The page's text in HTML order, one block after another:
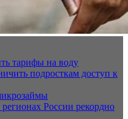
тарифы на воду
подросткам доступ к
России рекордно